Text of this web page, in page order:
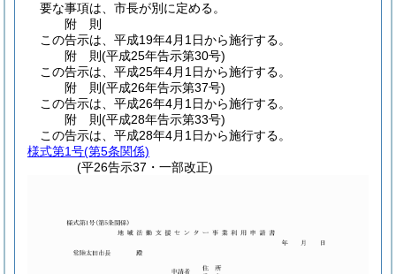
要な事項は、市長が別に定める。
附 則
この告示は、平成19年4月1日から施行する。
附 則(平成25年告示第30号)
この告示は、平成25年4月1日から施行する。
附 則(平成26年告示第37号)
この告示は、平成26年4月1日から施行する。
附 則(平成28年告示第33号)
この告示は、平成28年4月1日から施行する。
様式第1号(第5条関係)
(平26告示37・一部改正)